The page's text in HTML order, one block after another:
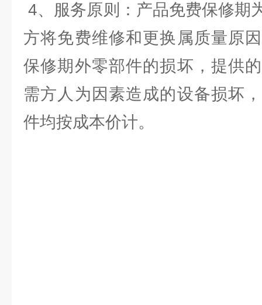
4、服务原则：产品免费保修期
方将免费维修和更换属质量原
保修期外零部件的损坏，提供
需方人为因素造成的设备损坏
件均按成本价计。